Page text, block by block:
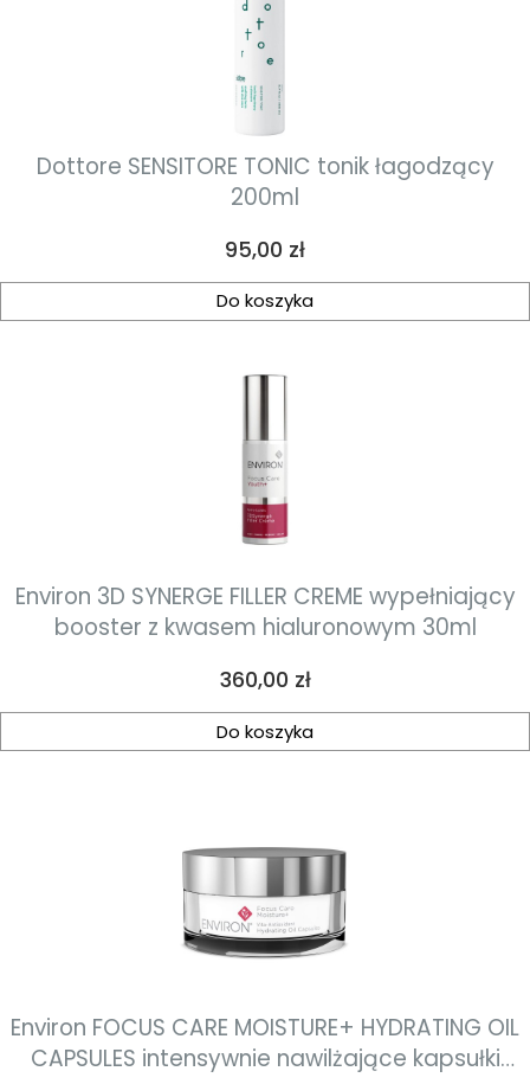
Dottore SENSITORE TONIC tonik łagodzący
200ml
Cena
95,00 zł
Do koszyka
Environ 3D SYNERGE FILLER CREME wypełniający
booster z kwasem hialuronowym 30ml
Cena
360,00 zł
Do koszyka
Environ FOCUS CARE MOISTURE+ HYDRATING OIL
CAPSULES intensywnie nawilżające kapsułki